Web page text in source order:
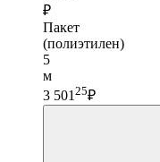
₽
Пакет
(полиэтилен)
5
м
3 501 25₽